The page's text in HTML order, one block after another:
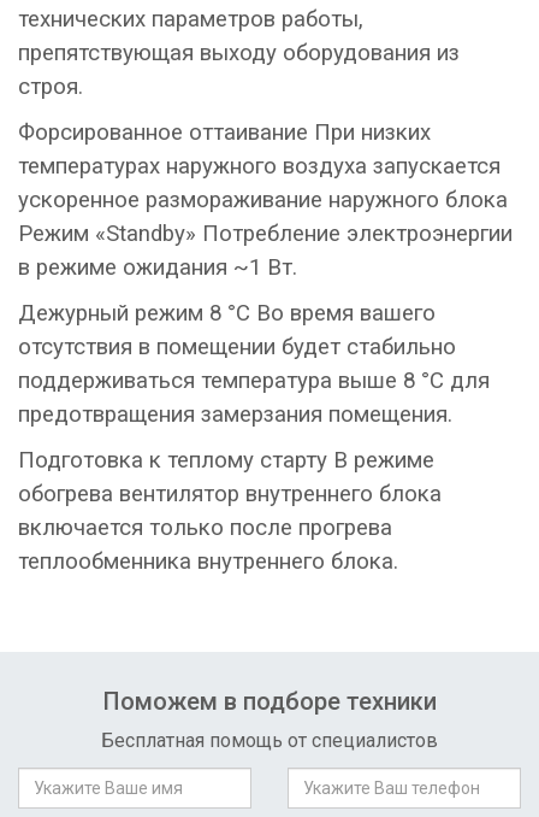
технических параметров работы,
препятствующая выходу оборудования из
строя.
Форсированное оттаивание При низких
температурах наружного воздуха запускается
ускоренное размораживание наружного блока
Режим «Standby» Потребление электроэнергии
в режиме ожидания ~1 Вт.
Дежурный режим 8 °С Во время вашего
отсутствия в помещении будет стабильно
поддерживаться температура выше 8 °С для
предотвращения замерзания помещения.
Подготовка к теплому старту В режиме
обогрева вентилятор внутреннего блока
включается только после прогрева
теплообменника внутреннего блока.
Поможем в подборе техники
Бесплатная помощь от специалистов